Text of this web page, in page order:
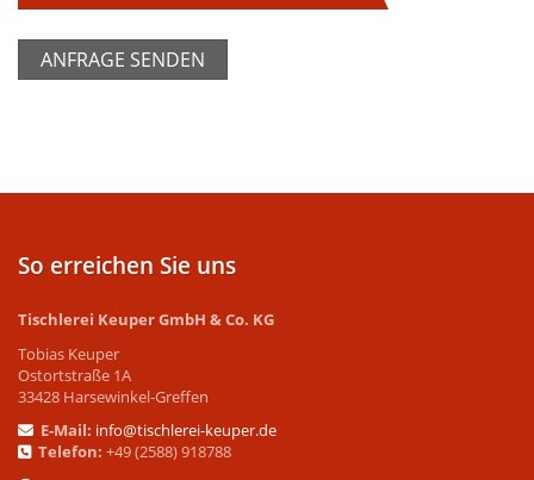
So erreichen Sie uns
Tischlerei Keuper GmbH & Co. KG
Tobias Keuper
Ostortstraße 1A
33428 Harsewinkel-Greffen
E-Mail: info@tischlerei-keuper.de
Telefon: +49 (2588) 918788